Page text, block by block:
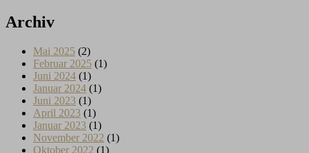
Archiv
Mai 2025 (2)
Februar 2025 (1)
Juni 2024 (1)
Januar 2024 (1)
Juni 2023 (1)
April 2023 (1)
Januar 2023 (1)
November 2022 (1)
Oktober 2022 (1)